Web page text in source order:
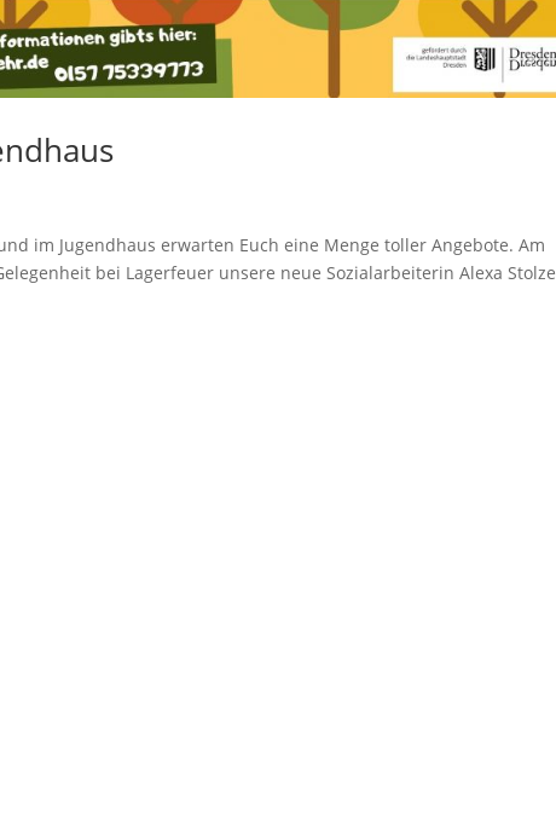
im Jugendhaus erwarten Euch eine Menge toller Angebote. Am
bei Lagerfeuer unsere neue Sozialarbeiterin Alexa Stolze